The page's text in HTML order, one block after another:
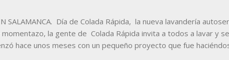
SALAMANCA. Día de Colada Rápida, la nueva lavandería
la gente de Colada Rápida invita a todos a lavar y
hace unos meses con un pequeño proyecto que fue